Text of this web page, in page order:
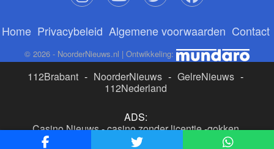
Home Privacybeleid Algemene voorwaarden Contact
© 2026 - NoorderNieuws.nl | Ontwikkeling:
112Brabant - NoorderNieuws - GelreNieuws -
112Nederland
ADS:
Casino Nieuws-casino zonder licentie-gokken
buitenlandse site
beste online casino nederland